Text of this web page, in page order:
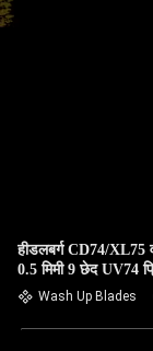
हीडलबर्ग CD74/XL75
0.5 मिमी 9 छेद UV74
Wash Up Blades